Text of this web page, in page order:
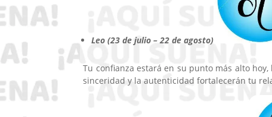
Leo (23 de julio – 22 de agosto)
Tu confianza estará en su punto más alto
sinceridad y la autenticidad fortalecerán tu